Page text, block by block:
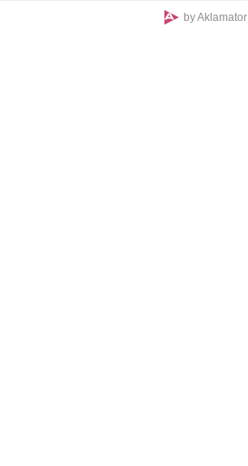
je nađeno telo mladića
(28): Potresni prizori sa
by Aklamator